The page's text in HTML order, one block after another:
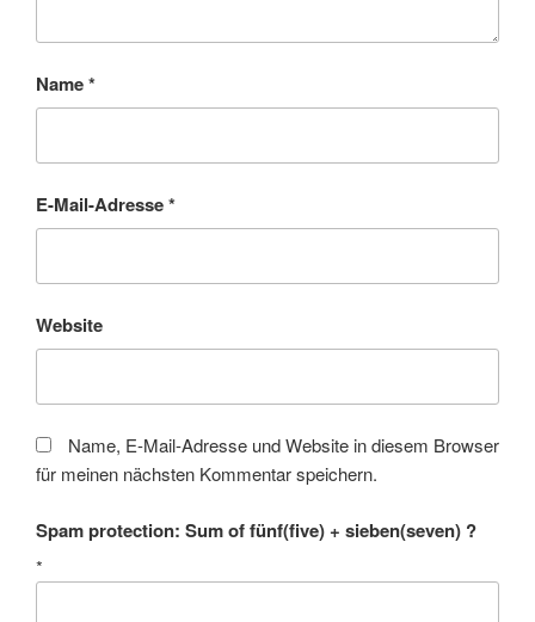
Name*
E-Mail-Adresse*
Website
Name, E-Mail-Adresse und Website in diesem Browser
für meinen nächsten Kommentar speichern.
Spam protection: Sum of fünf(five) + sieben(seven) ?
*